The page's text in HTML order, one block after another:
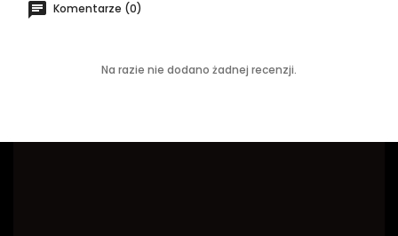
Komentarze (0)
Na razie nie dodano żadnej recenzji.